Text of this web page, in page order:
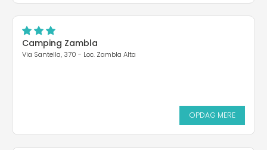
Camping Zambla
Via Santella, 370 - Loc. Zambla Alta
OPDAG MERE